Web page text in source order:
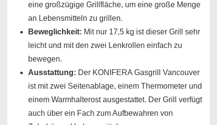
eine großzügige Grillfläche, um eine große Menge
an Lebensmitteln zu grillen.
Beweglichkeit: Mit nur 17,5 kg ist dieser Grill sehr
leicht und mit den zwei Lenkrollen einfach zu
bewegen.
Ausstattung: Der KONIFERA Gasgrill Vancouver
ist mit zwei Seitenablage, einem Thermometer und
einem Warmhalterost ausgestattet. Der Grill verfügt
auch über ein Fach zum Aufbewahren von